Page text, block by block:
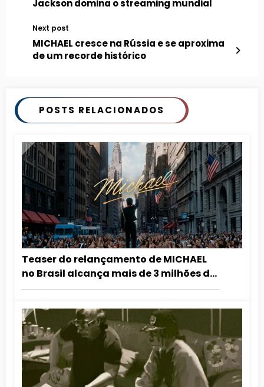
Jackson domina o streaming mundial
Next post
MICHAEL cresce na Rússia e se aproxima
de um recorde histórico
POSTS RELACIONADOS
Teaser do relançamento de MICHAEL
no Brasil alcança mais de 3 milhões de
visualizações em 24 horas